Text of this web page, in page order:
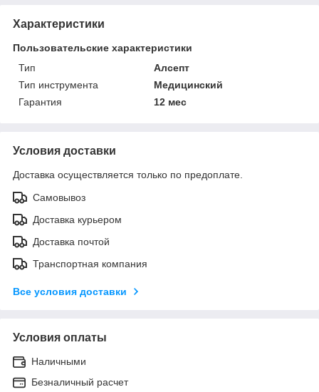
Характеристики
Пользовательские характеристики
Тип
Алсепт
Тип инструмента
Медицинский
Гарантия
12 мес
Условия доставки
Доставка осуществляется только по предоплате.
Самовывоз
Доставка курьером
Доставка почтой
Транспортная компания
Все условия доставки
Условия оплаты
Наличными
Безналичный расчет